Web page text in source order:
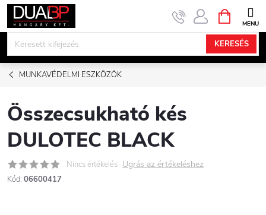
Ugrás
KERESÉS
KOSÁR
MUNKAVÉDELMI ESZKÖZÖK
Összecsukható kés
DULOTEC BLACK
Nincs értékelés Ugrás az értékeléshez
Kód: 06600417